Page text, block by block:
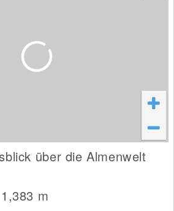
über die Almenwelt
1,383 m